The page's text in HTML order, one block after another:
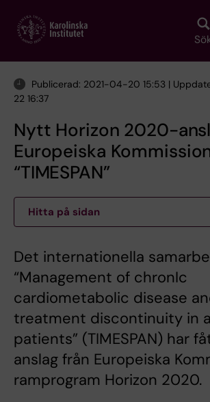
main
Publicerad: 2021-04-20 15:53 |
22 16:37
Nytt Horizon 2020-
Europeiska
“TIMESPAN”
Hitta på sidan
Det internationella
“Management of chronIc
cardiometabolic disease
treatment discontinuity in
patients” (TIMESPAN) har
anslag från Europeiska
ramprogram Horizon 2020.